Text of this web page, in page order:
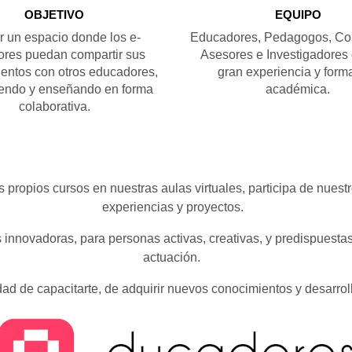
OBJETIVO
un espacio donde los e-
puedan compartir sus
con otros educadores,
y enseñando en forma
colaborativa.
EQUIPO
Educadores, Pedagogos,
Asesores e Investigadores
gran experiencia y
académica.
propios cursos en nuestras aulas virtuales, participa de
experiencias y proyectos.
para personas activas, creativas, y
actuación.
de capacitarte, de adquirir nuevos conocimientos y